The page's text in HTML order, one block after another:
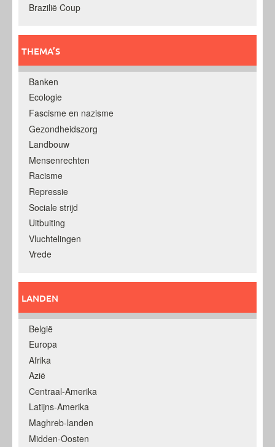
Brazilië Coup
THEMA’S
Banken
Ecologie
Fascisme en nazisme
Gezondheidszorg
Landbouw
Mensenrechten
Racisme
Repressie
Sociale strijd
Uitbuiting
Vluchtelingen
Vrede
LANDEN
België
Europa
Afrika
Azië
Centraal-Amerika
Latijns-Amerika
Maghreb-landen
Midden-Oosten